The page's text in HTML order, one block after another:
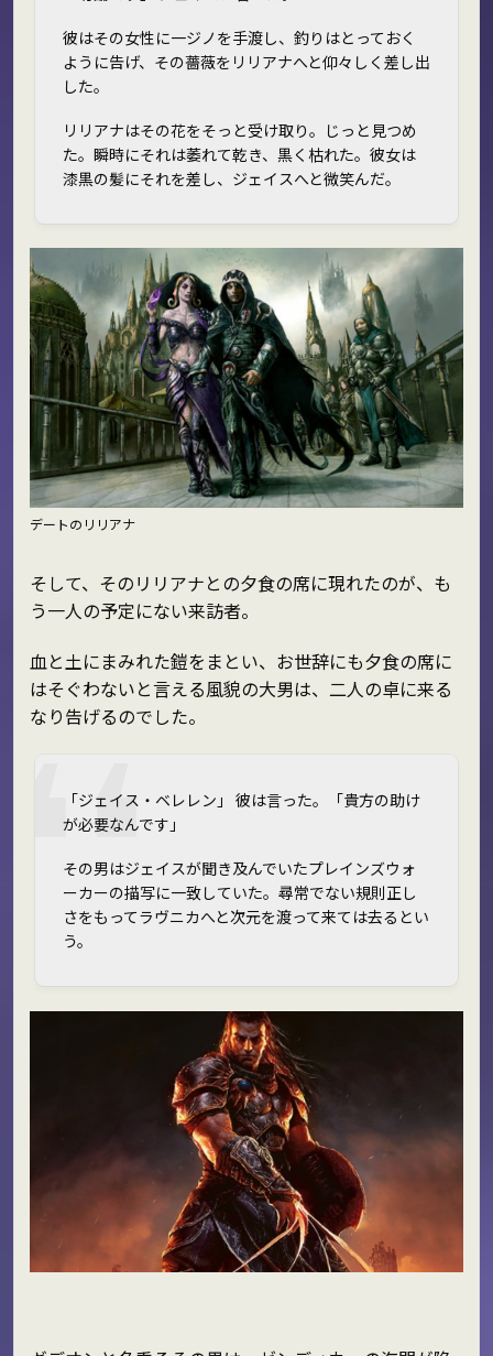
彼はその女性に一ジノを手渡し、釣りはとっておく
ように告げ、その薔薇をリリアナへと仰々しく差し出
した。
リリアナはその花をそっと受け取り。じっと見つめ
た。瞬時にそれは萎れて乾き、黒く枯れた。彼女は
漆黒の髪にそれを差し、ジェイスへと微笑んだ。
デートのリリアナ
そして、そのリリアナとの夕食の席に現れたのが、も
う一人の予定にない来訪者。
血と土にまみれた鎧をまとい、お世辞にも夕食の席に
はそぐわないと言える風貌の大男は、二人の卓に来る
なり告げるのでした。
「ジェイス・ベレレン」 彼は言った。「貴方の助け
が必要なんです」
その男はジェイスが聞き及んでいたプレインズウォ
ーカーの描写に一致していた。尋常でない規則正し
さをもってラヴニカへと次元を渡って来ては去るとい
う。